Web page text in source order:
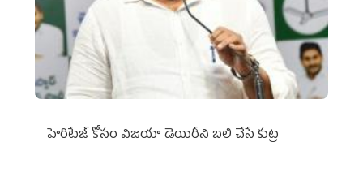
హెరిటేజ్ కోసం విజయా డెయిరీని బలి చేసే కుట్ర‌